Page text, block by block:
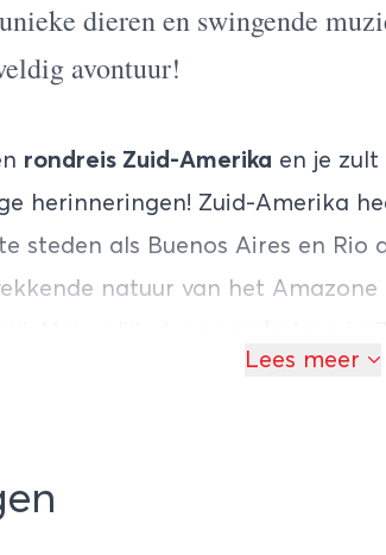
dieren en swingende
avontuur!
rondreis Zuid-Amerika en je
herinneringen! Zuid-Amerika
steden als Buenos Aires en Rio
natuur van het
als Machu Picchu en de Iguazu
veilige manier om het continent
Lees meer